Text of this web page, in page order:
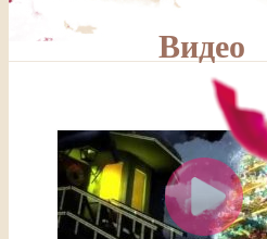
Видео